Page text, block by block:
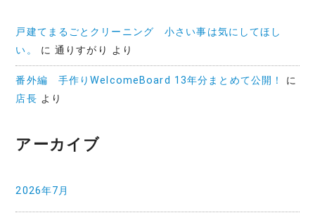
戸建てまるごとクリーニング 小さい事は気にしてほし
い。
に通りすがり より
番外編 手作りWelcomeBoard 13年分まとめて公開！
に
店長 より
アーカイブ
2026年7月